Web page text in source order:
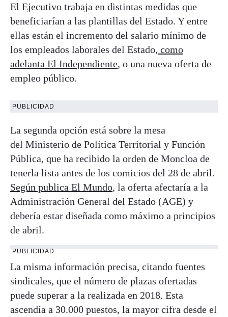
El Ejecutivo trabaja en distintas medidas que
beneficiarían a las plantillas del Estado. Y entre
ellas están el incremento del salario mínimo de
los empleados laborales del Estado, como
adelanta El Independiente, o una nueva oferta de
empleo público.
PUBLICIDAD
La segunda opción está sobre la mesa
del Ministerio de Política Territorial y Función
Pública, que ha recibido la orden de Moncloa de
tenerla lista antes de los comicios del 28 de abril.
Según publica El Mundo, la oferta afectaría a la
Administración General del Estado (AGE) y
debería estar diseñada como máximo a principios
de abril.
PUBLICIDAD
La misma información precisa, citando fuentes
sindicales, que el número de plazas ofertadas
puede superar a la realizada en 2018. Esta
ascendía a 30.000 puestos, la mayor cifra desde el